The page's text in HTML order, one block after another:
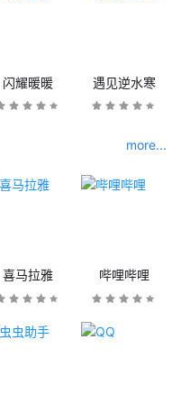
闪耀暖暖 遇见逆水寒
more...
喜马拉雅 哔哩哔哩